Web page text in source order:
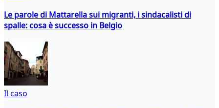
Le parole di Mattarella sui migranti, i sindacalisti di
spalle: cosa è successo in Belgio
Il caso